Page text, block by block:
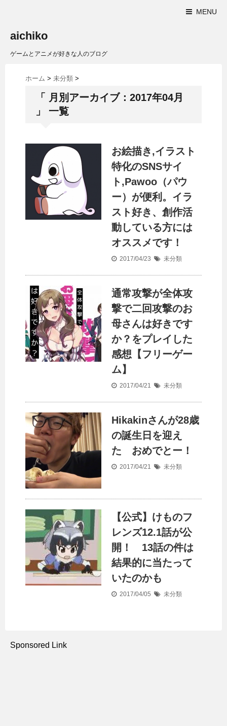
MENU
aichiko
ゲームとアニメが好きな人のブログ
ホーム > 未分類 >
「 月別アーカイブ：2017年04月
」 一覧
お絵描き,イラスト
特化のSNSサイ
ト,Pawoo（パウ
ー）が便利。イラ
スト好き、創作活
動している方には
オススメです！
2017/04/23 未分類
通常攻撃が全体攻
撃で二回攻撃のお
母さんは好きです
か？をプレイした
感想【フリーゲー
ム】
2017/04/21 未分類
Hikakinさんが28歳
の誕生日を迎え
た おめでとー！
2017/04/21 未分類
【公式】けものフ
レンズ12.1話が公
開！ 13話の件は
結果的に当たって
いたのかも
2017/04/05 未分類
Sponsored Link